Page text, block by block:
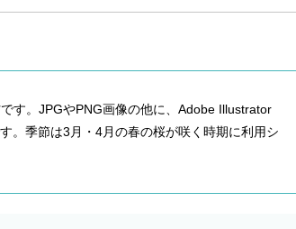
す。JPGやPNG画像の他に、Adobe Illustrator
。季節は3月・4月の春の桜が咲く時期に利用シ